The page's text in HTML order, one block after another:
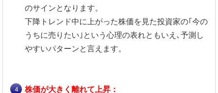
のサインとなります。
下降トレンド中に上がった株価を見た投資家の｢今の
うちに売りたい｣という心理の表れともいえ､予測し
やすいパターンと言えます。
株価が大きく離れて上昇：